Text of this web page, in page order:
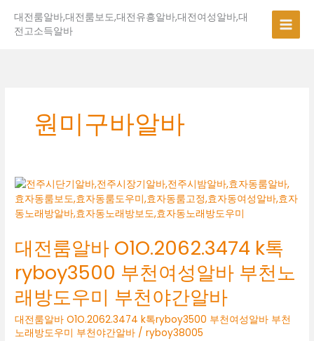
대전룸알바,대전룸보도,대전유흥알바,대전여성알바,대
전고소득알바
원미구바알바
대전룸알바 O1O.2062.3474 k톡
ryboy3500 부천여성알바 부천노
래방도우미 부천야간알바
대전룸알바 O1O.2062.3474 k톡ryboy3500 부천여성알바 부천
노래방도우미 부천야간알바 /ryboy38005
대
전
룸
바
O1O.2062.3474
k
톡
ryboy3500
부
천